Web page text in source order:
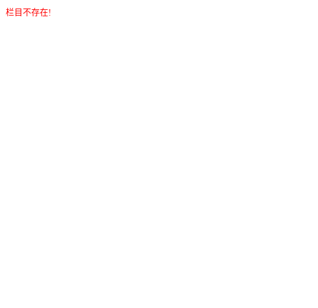
栏目不存在!